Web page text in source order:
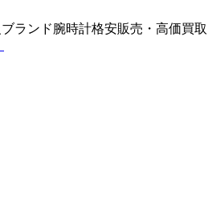
ランド腕時計格安販売・高価買